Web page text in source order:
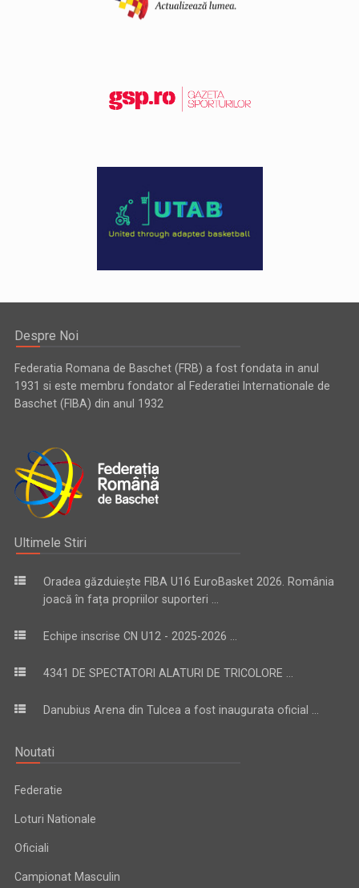
Despre Noi
Federatia Romana de Baschet (FRB) a fost fondata in anul
1931 si este membru fondator al Federatiei Internationale de
Baschet (FIBA) din anul 1932
Ultimele Stiri
Oradea găzduiește FIBA U16 EuroBasket 2026. România
joacă în fața propriilor suporteri ...
Echipe inscrise CN U12 - 2025-2026 ...
4341 DE SPECTATORI ALATURI DE TRICOLORE ...
Danubius Arena din Tulcea a fost inaugurata oficial ...
Noutati
Federatie
Loturi Nationale
Oficiali
Campionat Masculin